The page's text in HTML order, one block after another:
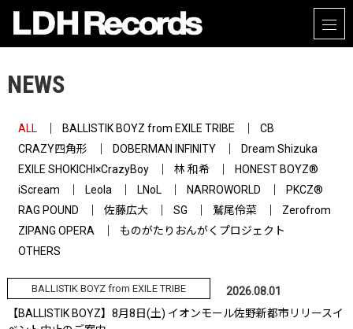
NEWS
ALL BALLISTIK BOYZ from EXILE TRIBE
CB
CRAZY四角形
DOBERMAN INFINITY
Dream Shizuka
EXILE SHOKICHI×CrazyBoy
林 和希
HONEST BOYZ®
iScream
Leola LNoL NARROWORLD
PKCZ®
RAG POUND
佐藤広大 SG 鷲尾伶菜
Zerofrom
ZIPANG OPERA
ものがたりおんがくプロジェクト
OTHERS
BALLISTIK BOYZ from EXILE TRIBE
2026.08.01
【BALLISTIK BOYZ】8月8日(土) イオンモール佐野新都市リリースイ